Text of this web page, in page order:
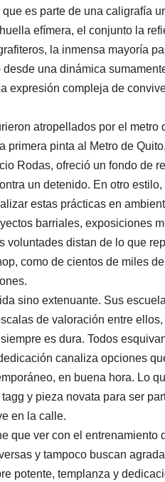
es parte de una caligrafía
efímera, el conjunto la
la inmensa mayoría
una dinámica
expresión compleja de
atropellados por el metro
primera pinta al Metro de
Rodas, ofreció un fondo de
un detenido. En otro
estas prácticas en
barriales, exposiciones
voluntades distan de lo que
como de cientos de miles
sino extenuante. Sus
de valoración entre
es dura. Todos
canaliza opciones
en buena hora. Lo
y pieza novata para ser
en la calle.
que ver con el entrenamiento
y tampoco buscan
potente, templanza y